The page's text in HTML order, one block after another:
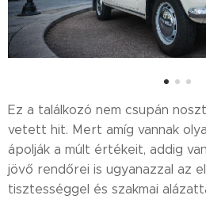
Ez a találkozó nem csupán
vetett hit. Mert amíg vannak
ápolják a múlt értékeit, addig
jövő rendőrei is ugyanazzal az
tisztességgel és szakmai